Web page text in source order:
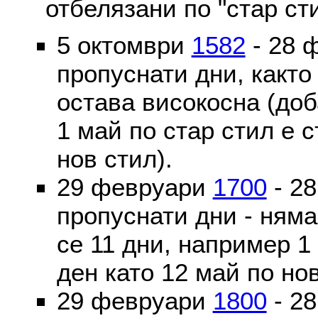
отбелязани по "стар
5 октомври 1582 - 28
пропуснати дни,
остава високосна
1 май по стар стил е
нов стил).
29 февруари 1700 -
пропуснати дни -
се 11 дни, например
ден като 12 май по
29 февруари 1800 -